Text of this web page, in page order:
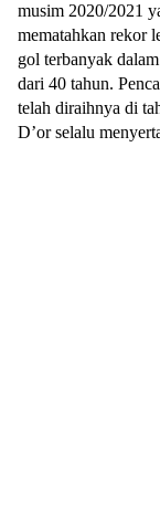
musim 2020/2021
mematahkan rekor
gol terbanyak
dari 40 tahun.
telah diraihnya di
D’or selalu